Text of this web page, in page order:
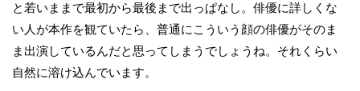
と若いままで最初から最後まで出っぱなし。俳優に詳しくな
い人が本作を観ていたら、普通にこういう顔の俳優がそのま
ま出演しているんだと思ってしまうでしょうね。それくらい
自然に溶け込んでいます。